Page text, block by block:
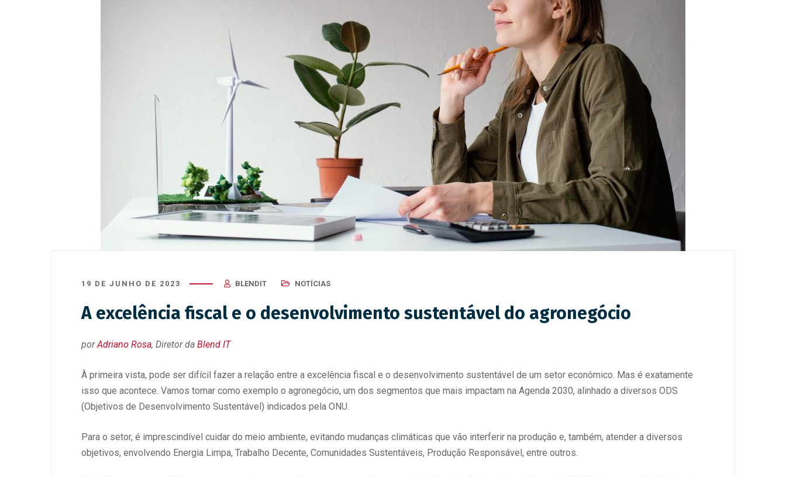
19 DE JUNHO DE 2023 BLENDIT NOTÍCIAS
A excelência fiscal e o desenvolvimento sustentável do agronegócio
porAdriano Rosa, Diretor da Blend IT
À primeira vista, pode ser difícil fazer a relação entre a excelência fiscal e o desenvolvimento sustentável de um setor econômico. Mas é exatamente
isso que acontece. Vamos tomar como exemplo o agronegócio, um dos segmentos que mais impactam na Agenda 2030, alinhado a diversos ODS
(Objetivos de Desenvolvimento Sustentável) indicados pela ONU.
Para o setor, é imprescindível cuidar do meio ambiente, evitando mudanças climáticas que vão interferir na produção e, também, atender a diversos
objetivos, envolvendo Energia Limpa, Trabalho Decente, Comunidades Sustentáveis, Produção Responsável, entre outros.